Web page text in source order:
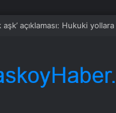
aşk’ açıklaması: Hukuki